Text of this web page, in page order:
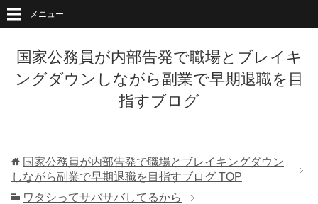
国家公務員が内部告発で職場とブレイキ
ングダウンしながら副業で早期退職を目
指すブログ
メニュー
国家公務員が内部告発で職場とブレイキングダウン
しながら副業で早期退職を目指すブログ TOP
ワタシってサバサバしてるから